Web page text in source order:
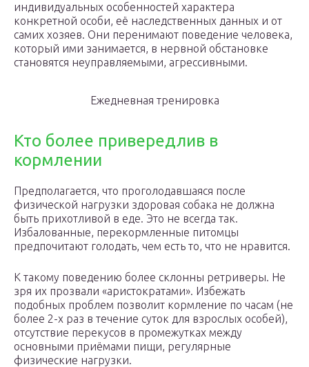
индивидуальных особенностей характера
конкретной особи, её наследственных данных и от
самих хозяев. Они перенимают поведение человека,
который ими занимается, в нервной обстановке
становятся неуправляемыми, агрессивными.
Ежедневная тренировка
Кто более привередлив в
кормлении
Предполагается, что проголодавшаяся после
физической нагрузки здоровая собака не должна
быть прихотливой в еде. Это не всегда так.
Избалованные, перекормленные питомцы
предпочитают голодать, чем есть то, что не нравится.
К такому поведению более склонны ретриверы. Не
зря их прозвали «аристократами». Избежать
подобных проблем позволит кормление по часам (не
более 2-х раз в течение суток для взрослых особей),
отсутствие перекусов в промежутках между
основными приёмами пищи, регулярные
физические нагрузки.